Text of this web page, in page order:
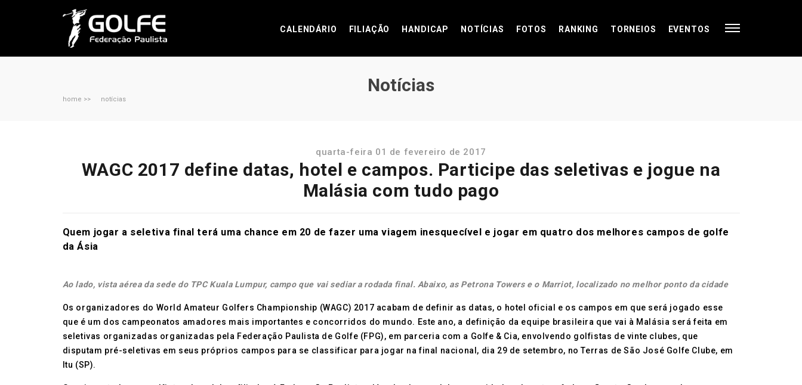
CALENDÁRIO FILIAÇÃO HANDICAP NOTÍCIAS FOTOS RANKING TORNEIOS EVENTOS
Notícias
home >> notícias
quarta-feira 01 de fevereiro de 2017
WAGC 2017 define datas, hotel e campos. Participe das seletivas e jogue na
Malásia com tudo pago
Quem jogar a seletiva final terá uma chance em 20 de fazer uma viagem inesquecível e jogar em quatro dos melhores campos de golfe
da Ásia
Ao lado, vista aérea da sede do TPC Kuala Lumpur, campo que vai sediar a rodada final. Abaixo, as Petrona Towers e o Marriot, localizado no melhor ponto da cidade
Os organizadores do World Amateur Golfers Championship (WAGC) 2017 acabam de definir as datas, o hotel oficial e os campos em que será jogado esse
que é um dos campeonatos amadores mais importantes e concorridos do mundo. Este ano, a definição da equipe brasileira que vai à Malásia será feita em
seletivas organizadas organizadas pela Federação Paulista de Golfe (FPG), em parceria com a Golfe & Cia, envolvendo golfistas de vinte clubes, que
disputam pré-seletivas em seus próprios campos para se classificar para jogar na final nacional, dia 29 de setembro, no Terras de São José Golfe Clube, em
Itu (SP).